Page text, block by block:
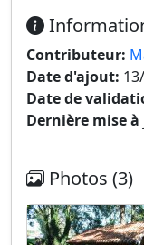
Contributeur:
Date d'ajout:
Date de
Dernière mise
Photos (3)